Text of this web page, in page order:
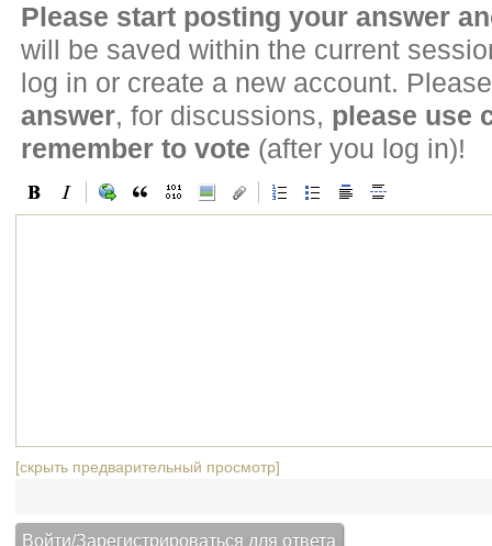
Please start posting your answer
will be saved within the current
log in or create a new account.
answer, for discussions, please use
remember to vote (after you log in)!
[скрыть предварительный просмотр]